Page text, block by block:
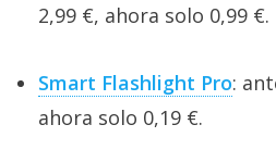
2,99 €, ahora solo 0,99 €.
Smart Flashlight Pro:
ahora solo 0,19 €.